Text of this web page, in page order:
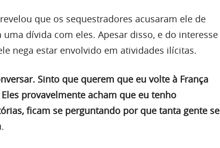
que os sequestradores acusaram ele de
dívida com eles. Apesar disso, e do interesse
nega estar envolvido em atividades ilícitas.
Sinto que querem que eu volte à França
provavelmente acham que eu tenho
ficam se perguntando por que tanta gente se